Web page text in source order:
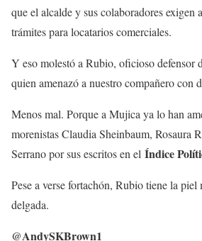
que el alcalde y sus colaboradores exigen
trámites para locatarios comerciales.
Y eso molestó a Rubio, oficioso defensor
quien amenazó a nuestro compañero con
Menos mal. Porque a Mujica ya lo han
morenistas Claudia Sheinbaum, Rosaura
Serrano por sus escritos en el Índice
Pese a verse fortachón, Rubio tiene la
delgada.
@AndySKBrown1